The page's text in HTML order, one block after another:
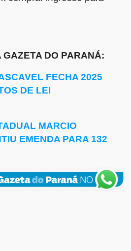
DO PARANÁ:
FECHA 2025
DE LEI
MARCIO
EMENDA PARA 132